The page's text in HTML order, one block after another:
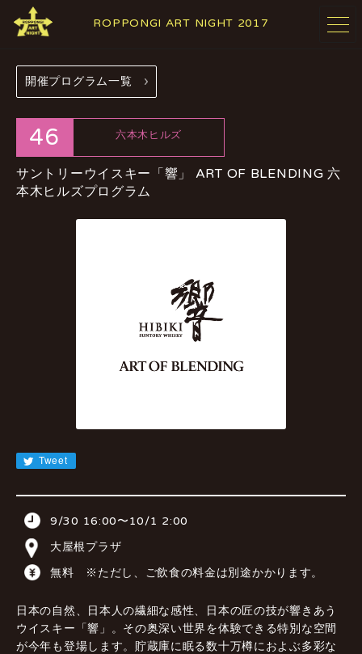
ROPPONGI ART NIGHT 2017
開催概要
プログラム
PROGRAMS
アーティスト
開催プログラム一覧
46 六本木ヒルズ
サントリーウイスキー「響」 ART OF BLENDING 六
本木ヒルズプログラム
Tweet
9/30 16:00〜10/1 2:00
大屋根プラザ
無料 ※ただし、ご飲食の料金は別途かかります。
日本の自然、日本人の繊細な感性、日本の匠の技が響きあう
ウイスキー「響」。その奥深い世界を体験できる特別な空間
が今年も登場します。貯蔵庫に眠る数十万樽におよぶ多彩な